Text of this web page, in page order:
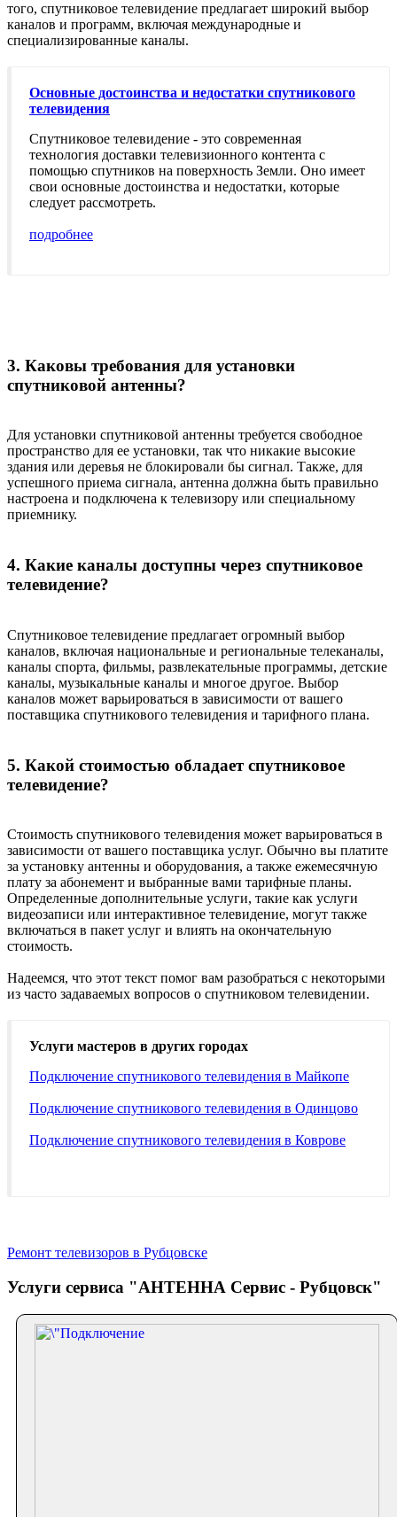
того, спутниковое телевидение предлагает широкий выбор
каналов и программ, включая международные и
специализированные каналы.
Основные достоинства и недостатки спутникового
телевидения
Спутниковое телевидение - это современная
технология доставки телевизионного контента с
помощью спутников на поверхность Земли. Оно имеет
свои основные достоинства и недостатки, которые
следует рассмотреть.
подробнее
3. Каковы требования для установки
спутниковой антенны?
Для установки спутниковой антенны требуется свободное
пространство для ее установки, так что никакие высокие
здания или деревья не блокировали бы сигнал. Также, для
успешного приема сигнала, антенна должна быть правильно
настроена и подключена к телевизору или специальному
приемнику.
4. Какие каналы доступны через спутниковое
телевидение?
Спутниковое телевидение предлагает огромный выбор
каналов, включая национальные и региональные телеканалы,
каналы спорта, фильмы, развлекательные программы, детские
каналы, музыкальные каналы и многое другое. Выбор
каналов может варьироваться в зависимости от вашего
поставщика спутникового телевидения и тарифного плана.
5. Какой стоимостью обладает спутниковое
телевидение?
Стоимость спутникового телевидения может варьироваться в
зависимости от вашего поставщика услуг. Обычно вы платите
за установку антенны и оборудования, а также ежемесячную
плату за абонемент и выбранные вами тарифные планы.
Определенные дополнительные услуги, такие как услуги
видеозаписи или интерактивное телевидение, могут также
включаться в пакет услуг и влиять на окончательную
стоимость.
Надеемся, что этот текст помог вам разобраться с некоторыми
из часто задаваемых вопросов о спутниковом телевидении.
Услуги мастеров в других городах
Подключение спутникового телевидения в Майкопе
Подключение спутникового телевидения в Одинцово
Подключение спутникового телевидения в Коврове
Ремонт телевизоров в Рубцовске
Услуги сервиса "АНТЕННА Сервис - Рубцовск"